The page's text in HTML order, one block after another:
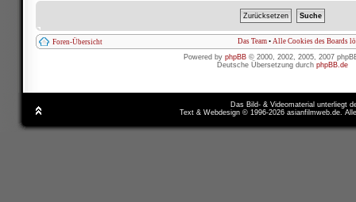
Foren-Übersicht Das Team • Alle Cookies des Boards
Powered by phpBB © 2000, 2002, 2005, 2007
Deutsche Übersetzung durch phpBB.de
Das Bild- & Videomaterial unterliegt
Text & Webdesign © 1996-2026 asianfilmweb.de.